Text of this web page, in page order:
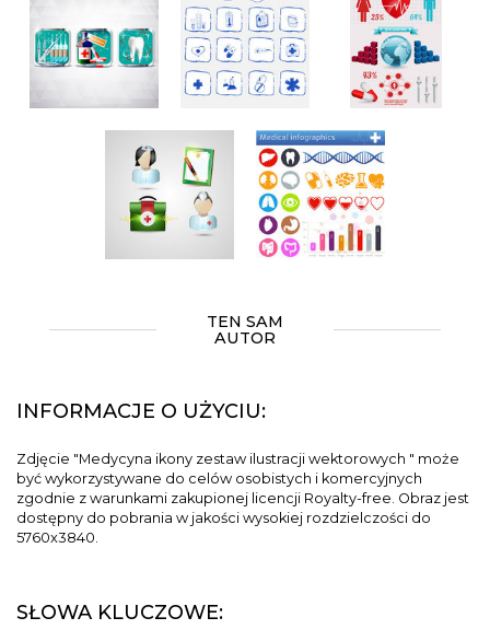
TEN SAM
AUTOR
INFORMACJE O UŻYCIU:
Zdjęcie "Medycyna ikony zestaw ilustracji wektorowych " może
być wykorzystywane do celów osobistych i komercyjnych
zgodnie z warunkami zakupionej licencji Royalty-free. Obraz jest
dostępny do pobrania w jakości wysokiej rozdzielczości do
5760x3840.
SŁOWA KLUCZOWE: